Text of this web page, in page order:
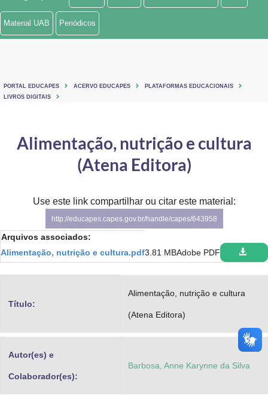
Ministério de Minas e Energia
Ministério do Turismo
Controladoria-Geral da União
Ministério da Mulher, da Família e dos Direitos Humanos
Secretaria-Geral
Gabinete de Segurança Institucional
Banco Central do Brasil
Planalto
Material UAB Periódicos
PORTAL EDUCAPES ACERVO EDUCAPES
PLATAFORMAS EDUCACIONAIS
LIVROS DIGITAIS
Alimentação, nutrição e cultura
(Atena Editora)
Use este link compartilhar ou citar este material:
http://educapes.capes.gov.br/handle/capes/643958
Arquivos associados:
Alimentação, nutrição e cultura.pdf3.81 MBAdobe PDF
Título:
Alimentação, nutrição e cultura
(Atena Editora)
Autor(es) e
Colaborador(es):
Barbosa, Anne Karynne da Silva